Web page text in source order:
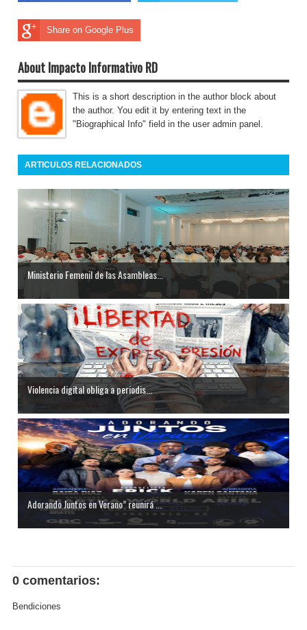
Share on Google Plus
About Impacto Informativo RD
This is a short description in the author block about
the author. You edit it by entering text in the
"Biographical Info" field in the user admin panel.
ARTICULOS RELACIONADOS
Ministerio Femenil de las Asambleas...
Violencia digital obliga a periodis...
Adorando Juntos en Verano” reunirá ...
0 comentarios:
Bendiciones